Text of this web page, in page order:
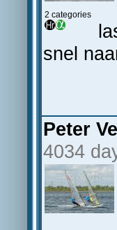
2 categories
snel
Peter
4034